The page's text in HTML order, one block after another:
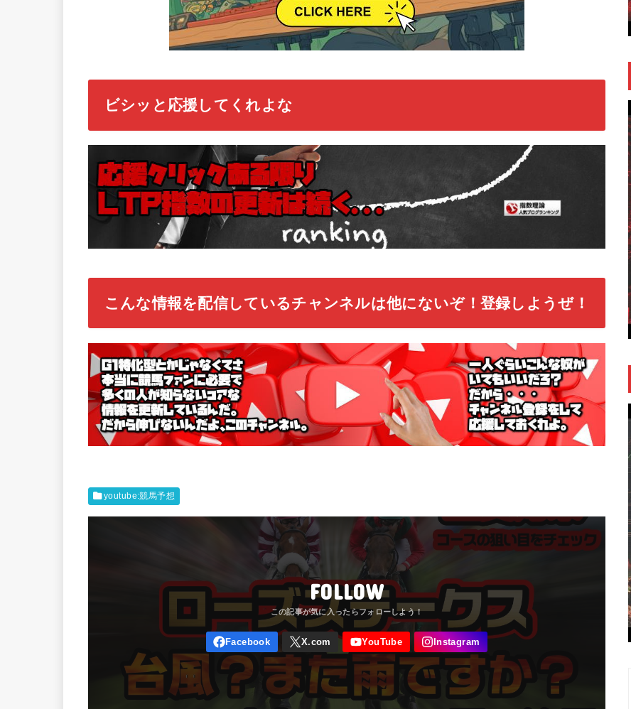
ビシッと応援してくれよな
こんな情報を配信しているチャンネルは他にないぞ！登録しようぜ！
youtube:競馬予想
FOLLOW